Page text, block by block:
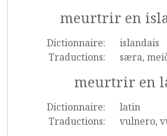
meurtrir en
Dictionnaire:
islandais
Traductions:
særa,
meurtrir en
Dictionnaire:
latin
Traductions:
vulnero,